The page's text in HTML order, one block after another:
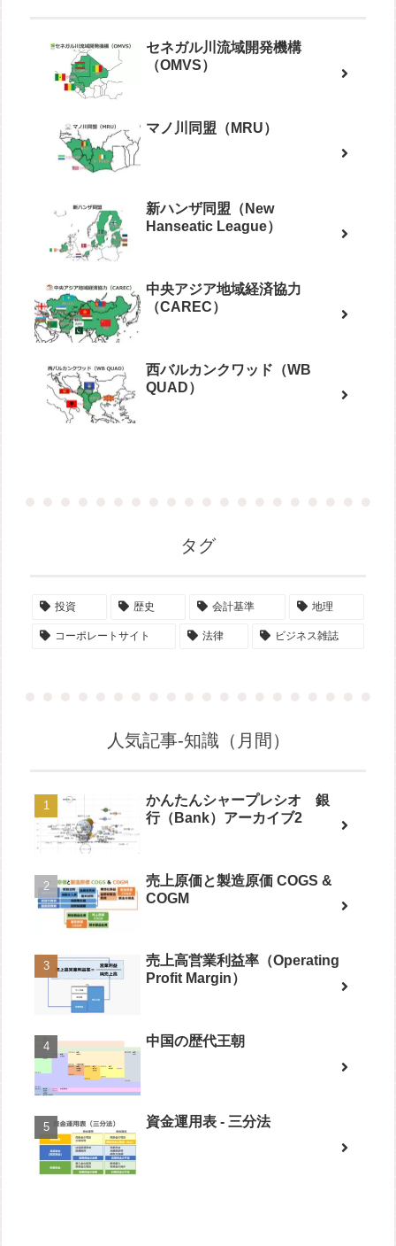
セネガル川流域開発機構
（OMVS）
マノ川同盟（MRU）
新ハンザ同盟（New
Hanseatic League）
中央アジア地域経済協力
（CAREC）
西バルカンクワッド（WB
QUAD）
タグ
投資 歴史 会計基準 地理
コーポレートサイト 法律 ビジネス雑誌
人気記事-知識（月間）
かんたんシャープレシオ 銀
行（Bank）アーカイブ2
売上原価と製造原価 COGS &
COGM
売上高営業利益率（Operating
Profit Margin）
中国の歴代王朝
資金運用表 - 三分法